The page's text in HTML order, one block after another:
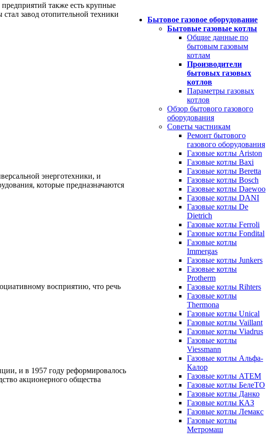
также есть крупные
завод отопительной техники
энерготехники, и
которые предназначаются
восприятию, что речь
и в 1957 году реформировалось
акционерного общества
Бытовое газовое оборудование
Бытовые газовые котлы
Общие данные по
бытовым газовым
котлам
Производители
бытовых газовых
котлов
Параметры газовых
котлов
Обзор бытового газового
оборудования
Советы частникам
Ремонт бытового
газового оборудования
Газовые котлы Ariston
Газовые котлы Baxi
Газовые котлы Beretta
Газовые котлы Bosch
Газовые котлы Daewoo
Газовые котлы DANI
Газовые котлы De
Dietrich
Газовые котлы Ferroli
Газовые котлы Fondital
Газовые котлы
Immergas
Газовые котлы Junkers
Газовые котлы
Protherm
Газовые котлы Rihters
Газовые котлы
Thermona
Газовые котлы Unical
Газовые котлы Vaillant
Газовые котлы Viadrus
Газовые котлы
Viessmann
Газовые котлы Альфа-
Калор
Газовые котлы АТЕМ
Газовые котлы БелеТО
Газовые котлы Данко
Газовые котлы КАЗ
Газовые котлы Лемакс
Газовые котлы
Метромаш